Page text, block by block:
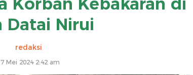
Datai Nirui
redaksi
Mei 2024 2:42 am